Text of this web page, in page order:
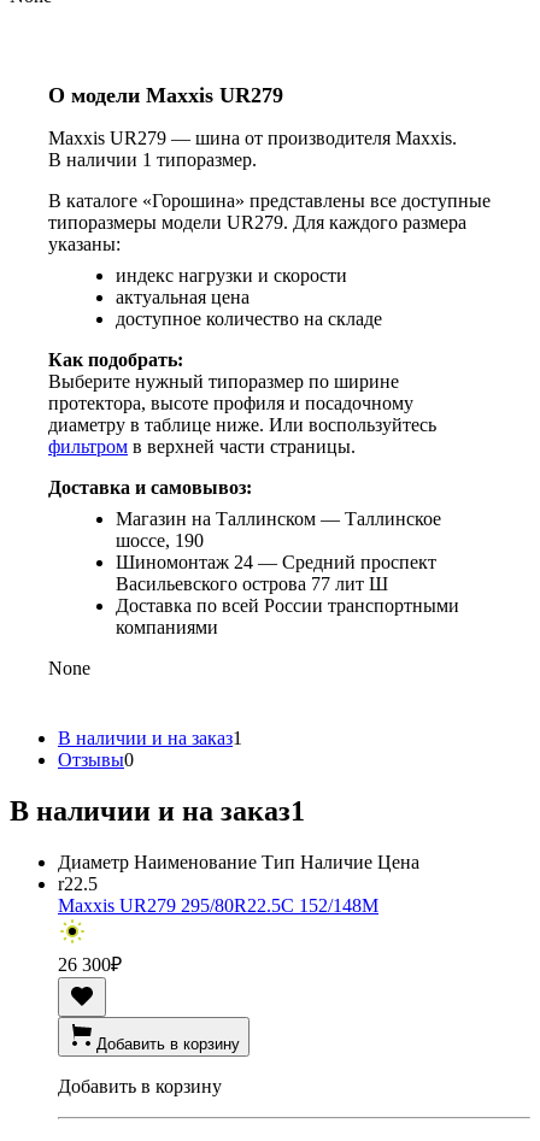
О модели Maxxis UR279
Maxxis UR279 — шина от производителя Maxxis.
В наличии 1 типоразмер.
В каталоге «Горошина» представлены все доступные
типоразмеры модели UR279. Для каждого размера
указаны:
индекс нагрузки и скорости
актуальная цена
доступное количество на складе
Как подобрать:
Выберите нужный типоразмер по ширине
протектора, высоте профиля и посадочному
диаметру в таблице ниже. Или воспользуйтесь
фильтром в верхней части страницы.
Доставка и самовывоз:
Магазин на Таллинском — Таллинское
шоссе, 190
Шиномонтаж 24 — Средний проспект
Васильевского острова 77 лит Ш
Доставка по всей России транспортными
компаниями
None
В наличии и на заказ1
Отзывы0
В наличии и на заказ1
Диаметр Наименование Тип Наличие Цена
r22.5
Maxxis UR279 295/80R22.5C 152/148M
26 300₽
Добавить в корзину
Добавить в корзину